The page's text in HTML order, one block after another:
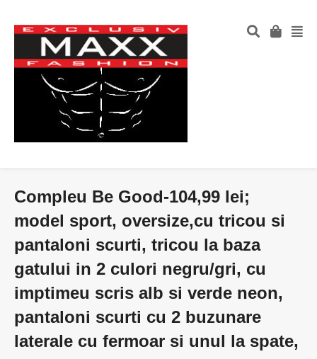
Compleu Be Good-104,99 lei;
model sport, oversize,cu tricou si
pantaloni scurti, tricou la baza
gatului in 2 culori negru/gri, cu
imptimeu scris alb si verde neon,
pantaloni scurti cu 2 buzunare
laterale cu fermoar si unul la spate,